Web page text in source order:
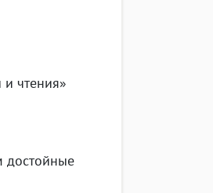
чтения»
достойные